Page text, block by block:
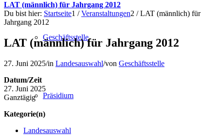
Geschäftsstelle
Präsidium
LAT (männlich) für Jahrgang 2012
Du bist hier: Startseite1 / Veranstaltungen2 / LAT (männlich) für
Jahrgang 2012
LAT (männlich) für Jahrgang 2012
27. Juni 2025/in Landesauswahl/von Geschäftsstelle
Datum/Zeit
27. Juni 2025
Ganztägig
Kategorie(n)
Landesauswahl